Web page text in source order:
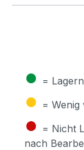
● =
● =
● = Nicht
nach